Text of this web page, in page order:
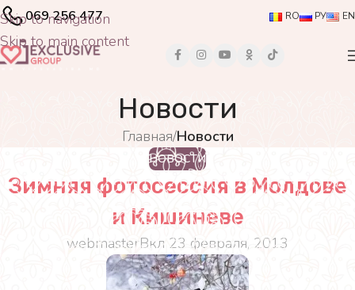
Skip to navigation
Skip to main content
069 256 477 RO РУ EN
Новости
Главная/Новости
НОВОСТИ
Зимняя фотосессия в Молдове
и Кишиневе
webmasterВкл 23 февраля, 2013